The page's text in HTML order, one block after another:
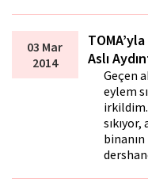
03 Mar
2014
Aslı
Geçen
eylem
sıkıyor,